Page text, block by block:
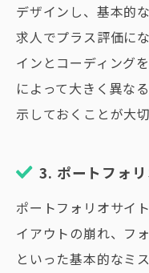
デザインし、基本的
求人でプラス評価に
インとコーディング
によって大きく異な
示しておくことが大切
3. ポートフォ
ポートフォリオサイ
イアウトの崩れ、フ
といった基本的なミ